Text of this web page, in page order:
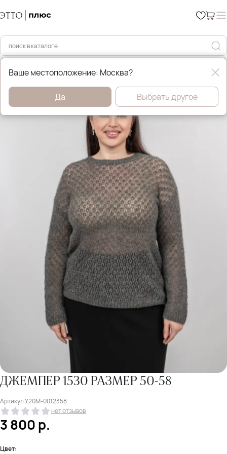
Главная Джемперы, свитера и кардиганы
ДЖЕМПЕР 1530 РАЗМЕР 50-58
АртикулY20M-0012358
нет отзывов
3 800р.
Цвет:
Ваше местоположение: Москва?
Да Выбрать другое